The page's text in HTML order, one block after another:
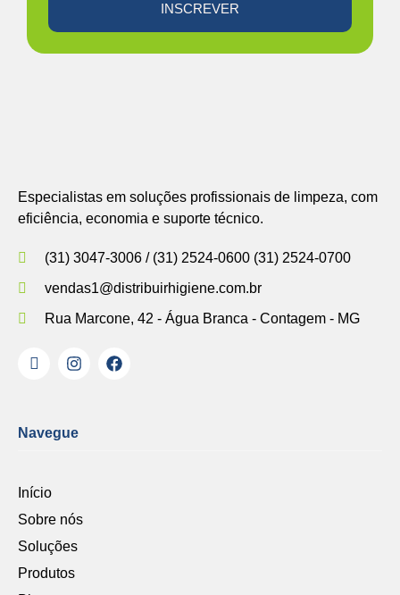
INSCREVER
Especialistas em soluções profissionais de limpeza, com
eficiência, economia e suporte técnico.
(31) 3047-3006 / (31) 2524-0600 (31) 2524-0700
vendas1@distribuirhigiene.com.br
Rua Marcone, 42 - Água Branca - Contagem - MG
Navegue
Início
Sobre nós
Soluções
Produtos